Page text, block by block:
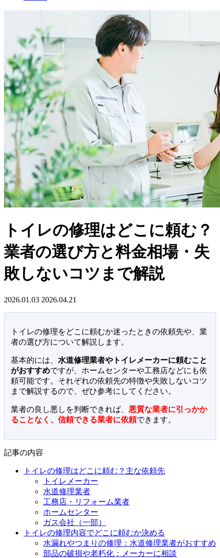
トイレの修理はどこに頼む？
業者の選び方と料金相場・失
敗しないコツまで解説
2026.01.03 2026.04.21
トイレの修理をどこに頼むか迷ったときの依頼先や、業
者の選び方について解説します。
基本的には、 水道修理業者やトイレメーカーに頼むこと
がおすすめですが、ホームセンターや工務店などにも依
頼可能です。それぞれの依頼先の特徴や失敗しないコツ
まで解説するので、ぜひ参考にしてください。
業者の良し悪しを判断できれば、 悪質な業者に引っかか
ることなく、信頼できる業者に依頼できます。
記事の内容
トイレの修理はどこに頼む？主な依頼先
トイレメーカー
水道修理業者
工務店・リフォーム業者
ホームセンター
ガス会社（一部）
トイレの修理内容でどこに頼むか決める
水漏れやつまりの修理：水道修理業者がおすすめ
部品の破損や老朽化：メーカーに相談